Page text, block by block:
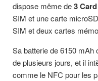
dispose même de3 Card
SIM et une carte
SIM et deux cartes
Sa batterie de 6150 mAh
de plusieurs jours, et il
comme le NFC pour les